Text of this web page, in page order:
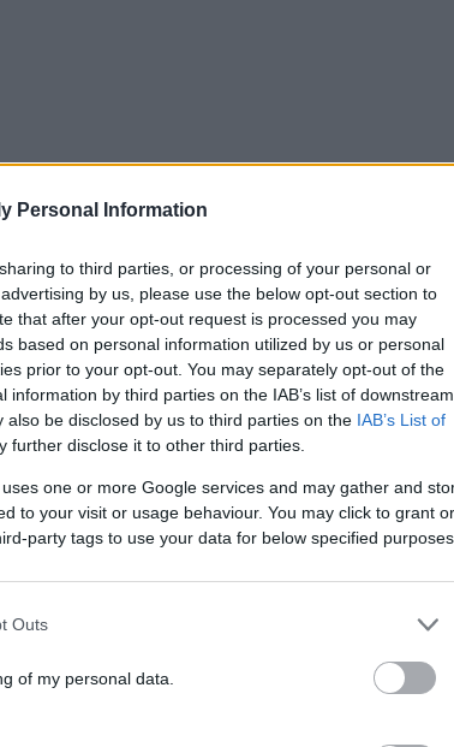
Personal Information
to third parties, or processing of your personal or
by us, please use the below opt-out section to
that after your opt-out request is processed you may
based on personal information utilized by us or personal
prior to your opt-out. You may separately opt-out of the
by third parties on the IAB’s list of downstream
be disclosed by us to third parties on the IAB’s List of
further disclose it to other third parties.
one or more Google services and may gather and
to your visit or usage behaviour. You may click to grant or
party tags to use your data for below specified purposes
Outs
of my personal data.